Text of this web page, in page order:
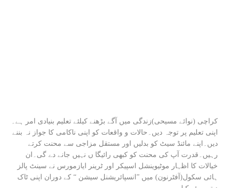
کراچی (نوائے مسیحی)زندگی میں آگے بڑھنے کیلئے تعلیم بنیادی امر ہے۔
اپنی تعلیم پر توجہ دیں۔حالات و واقعات کو اپنی ناکامی کا جواز نہ بننے
دیں۔اپنے مائنڈ سیٹ کو بدلیں اور مستقل مزاجی سے محنت کرتے
رہیں۔قدرت آپ کی محنت کو کبھی رائیگا ں نہیں جانے دے گی۔ان
خیالات کا اظہار موٹیوینشل اسپیکر اور ٹرینر ایازمورس نے سینٹ پالز
ہائی سکول(آفٹرنون) میں ”انسپائریشنل سیشن “ کے دوران اپنی ٹاک